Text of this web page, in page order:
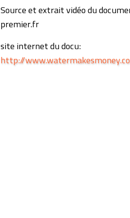
Source et extrait vidéo du
premier.fr
site internet du docu:
http://